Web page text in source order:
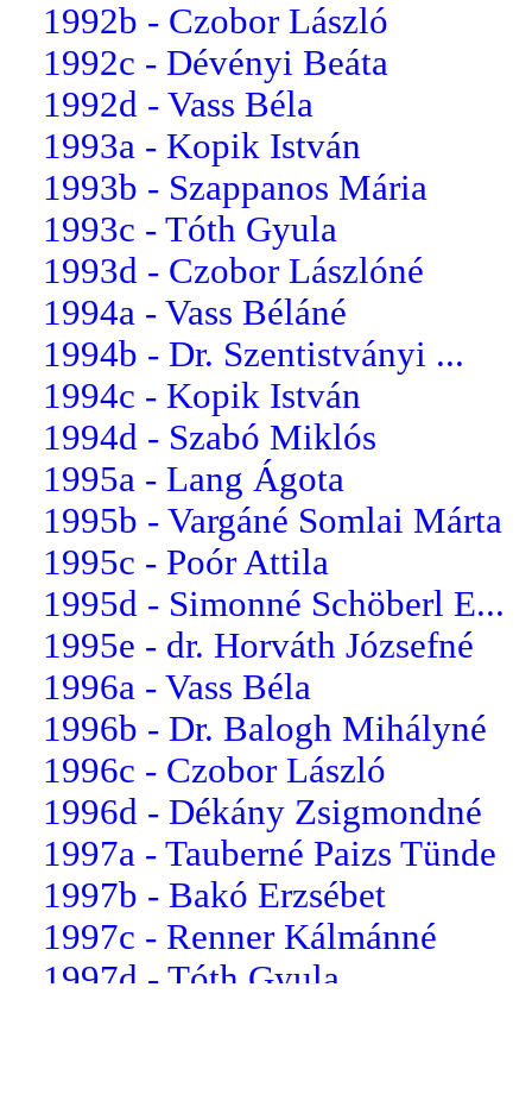
1992b - Czobor László
1992c - Dévényi Beáta
1992d - Vass Béla
1993a - Kopik István
1993b - Szappanos Mária
1993c - Tóth Gyula
1993d - Czobor Lászlóné
1994a - Vass Béláné
1994b - Dr. Szentistványi ...
1994c - Kopik István
1994d - Szabó Miklós
1995a - Lang Ágota
1995b - Vargáné Somlai Márta
1995c - Poór Attila
1995d - Simonné Schöberl E...
1995e - dr. Horváth Józsefné
1996a - Vass Béla
1996b - Dr. Balogh Mihályné
1996c - Czobor László
1996d - Dékány Zsigmondné
1997a - Tauberné Paizs Tünde
1997b - Bakó Erzsébet
1997c - Renner Kálmánné
1997d - Tóth Gyula